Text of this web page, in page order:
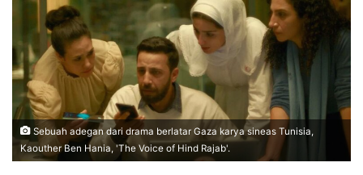
Sebuah adegan dari drama berlatar Gaza karya sineas Tunisia,
Kaouther Ben Hania, 'The Voice of Hind Rajab'.